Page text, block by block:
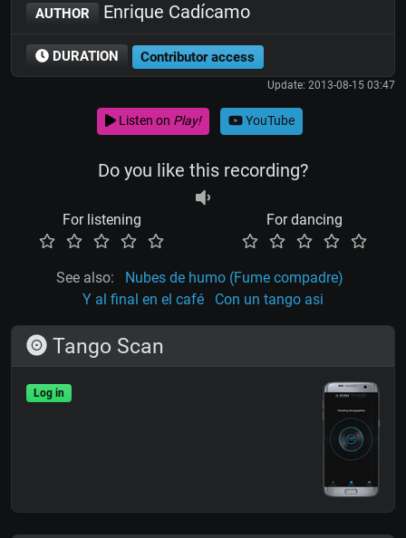
AUTHOR Enrique Cadícamo
DURATION Contributor access
Update: 2013-08-15 03:47
Listen on Play! YouTube
Do you like this recording?
For listening For dancing
See also:
Nubes de humo (Fume compadre)
Y al final en el café
Con un tango asi
Tango Scan
Log in